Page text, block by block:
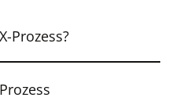
Prozess?
mehrere Phasen,